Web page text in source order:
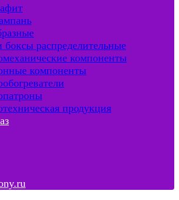
распределительные
компоненты
компоненты
продукция